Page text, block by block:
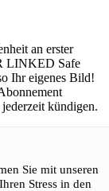
an erster
LINKED Safe
Ihr eigenes Bild!
kündigen.
Sie mit unseren
Stress in den